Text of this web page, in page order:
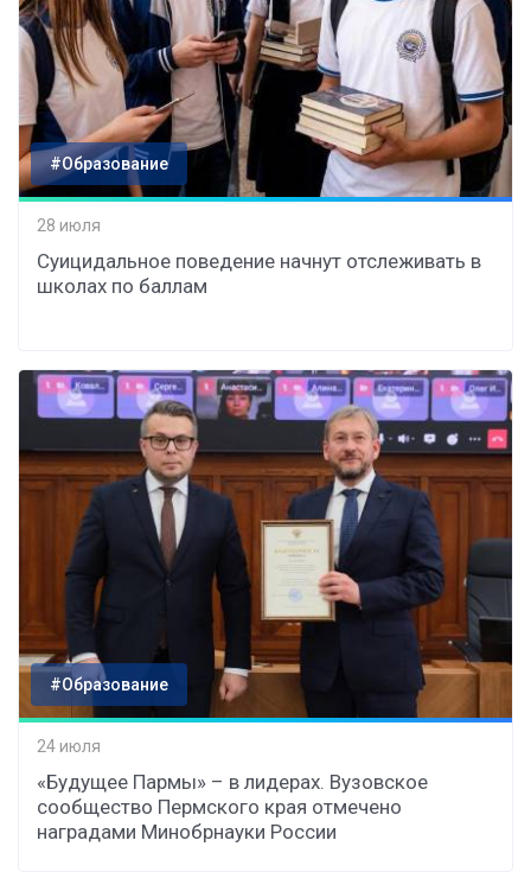
#Образование
28 июля
Суицидальное поведение начнут отслеживать в
школах по баллам
#Образование
24 июля
«Будущее Пармы» – в лидерах. Вузовское
сообщество Пермского края отмечено
наградами Минобрнауки России